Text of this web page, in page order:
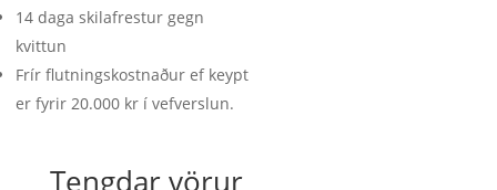
14 daga skilafrestur gegn
kvittun
Frír flutningskostnaður ef keypt
er fyrir 20.000 kr í vefverslun.
Tengdar vörur